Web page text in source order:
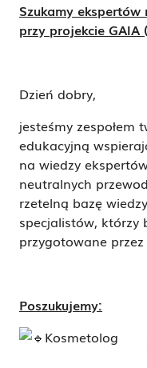
Szukamy
przy projekcie
Dzień dobry,
jesteśmy zespołem
edukacyjną
na wiedzy
neutralnych
rzetelną bazę
specjalistów, którzy
przygotowane
Poszukujemy:
Kosmetolog